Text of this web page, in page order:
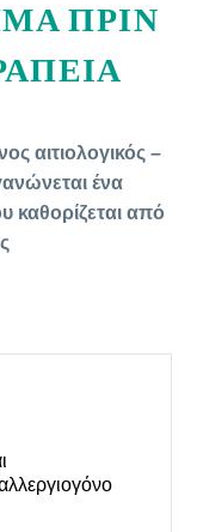
ΠΡΙΝ
αιτιολογικός –
ένα
καθορίζεται από